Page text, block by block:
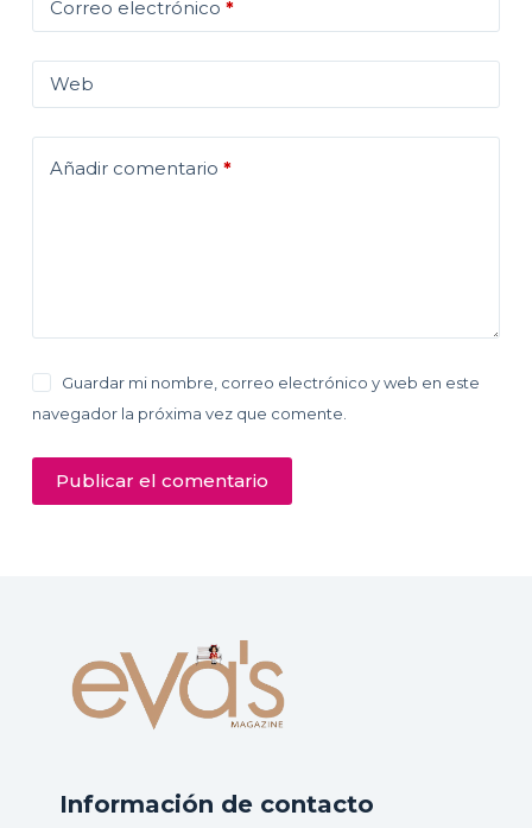
Correo electrónico *
Web
Añadir comentario *
Guardar mi nombre, correo electrónico y web en este
navegador la próxima vez que comente.
Publicar el comentario
Información de contacto